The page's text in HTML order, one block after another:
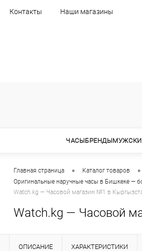
Контакты Наши магазины
ЧАСЫБРЕНДЫ
Главная страница • Каталог товаров •
Оригинальные наручные часы в Бишкеке —
Watch.kg — Часовой магазин №1 в
Watch.kg — Часовой
ОПИСАНИЕ ХАРАКТЕРИСТИКИ